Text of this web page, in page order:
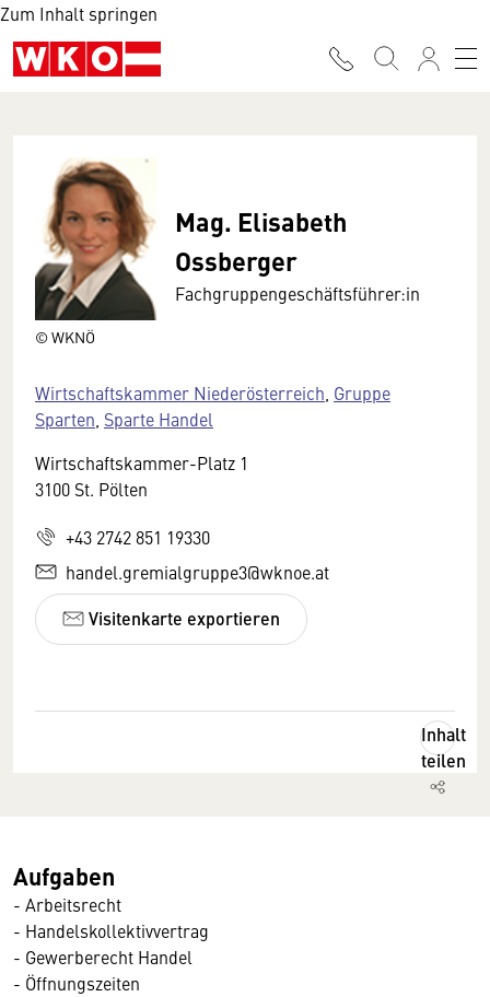
Zum Inhalt springen
© WKNÖ
Mag. Elisabeth
Ossberger
Fachgruppengeschäftsführer:in
Wirtschaftskammer Niederösterreich, Gruppe
Sparten, Sparte Handel
Wirtschaftskammer-Platz 1
3100 St. Pölten
+43 2742 851 19330
handel.gremialgruppe3@wknoe.at
Visitenkarte exportieren
Inhalt
teilen
Aufgaben
- Arbeitsrecht
- Handelskollektivvertrag
- Gewerberecht Handel
- Öffnungszeiten